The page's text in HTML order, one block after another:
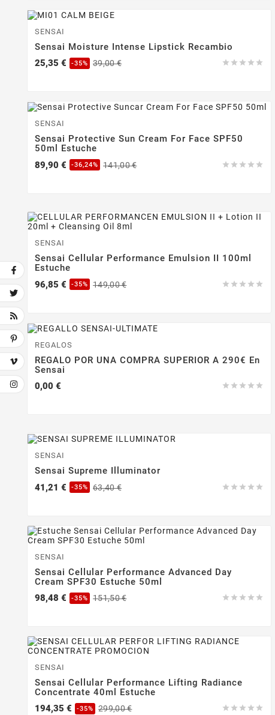
SENSAI
Sensai Moisture Intense Lipstick Recambio
    
25,35 € -35% 39,00 €Precio
Precio
SENSAI
Sensai Protective Sun Cream For Face SPF50
50ml Estuche
    
89,90 € -36,24% 141,00 €Precio
Precio
SENSAI
Sensai Cellular Performance Emulsion II 100ml
Estuche
    
96,85 € -35% 149,00 €Precio
Precio
REGALOS
REGALO POR UNA COMPRA SUPERIOR A 290€ En
Sensai
    
0,00 €
SENSAI
Sensai Supreme Illuminator
    
41,21 € -35% 63,40 €Precio
Precio
SENSAI
Sensai Cellular Performance Advanced Day
Cream SPF30 Estuche 50ml
    
98,48 € -35% 151,50 €Precio
Precio
SENSAI
Sensai Cellular Performance Lifting Radiance
Concentrate 40ml Estuche
    
194,35 € -35% 299,00 €Precio
Precio